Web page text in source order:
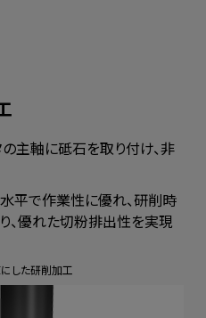
の主軸に砥石を取り付け、非
平で作業性に優れ、研削時
優れた切粉排出性を実現
した研削加工